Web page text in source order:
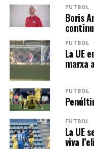
FUTBOL
Boris
FUTBOL
La UE
marxa
FUTBOL
FUTBOL
La UE
viva